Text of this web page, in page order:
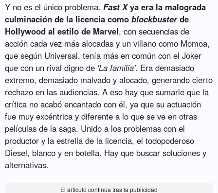
Y no es el único problema.Fast Xya era la malograda
culminación de la licencia comoblockbusterde
Hollywood al estilo de Marvel, con secuencias de
acción cada vez más alocadas y un villano como Momoa,
que según Universal, tenía más en común con el Joker
que con un rival digno de 'La familia'. Era demasiado
extremo, demasiado malvado y alocado, generando cierto
rechazo en las audiencias. A eso hay que sumarle que la
crítica no acabó encantado con él, ya que su actuación
fue muy excéntrica y diferente a lo que se ve en otras
películas de la saga. Unido a los problemas con el
productor y la estrella de la licencia, el todopoderoso
Diesel, blanco y en botella. Hay que buscar soluciones y
alternativas.